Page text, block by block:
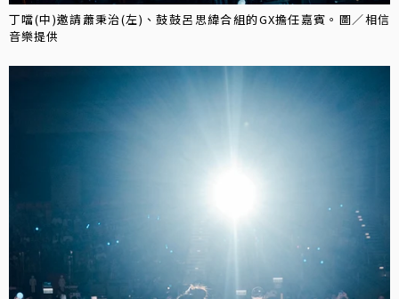
丁噹(中)邀請蕭秉治(左)、鼓鼓呂思緯合組的GX擔任嘉賓。圖／相信
音樂提供